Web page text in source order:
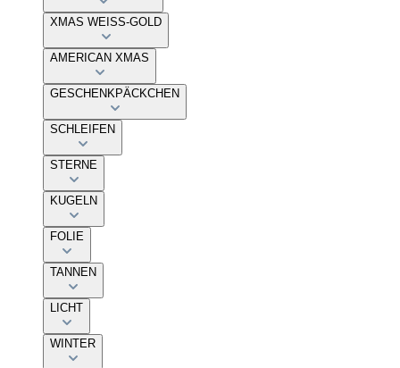
XMAS WEISS-GOLD
AMERICAN XMAS
GESCHENKPÄCKCHEN
SCHLEIFEN
STERNE
KUGELN
FOLIE
TANNEN
LICHT
WINTER